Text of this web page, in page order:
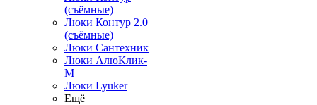
(съёмные)
Люки Контур 2.0
(съёмные)
Люки Сантехник
Люки АлюКлик-
М
Люки Lyuker
Ещё